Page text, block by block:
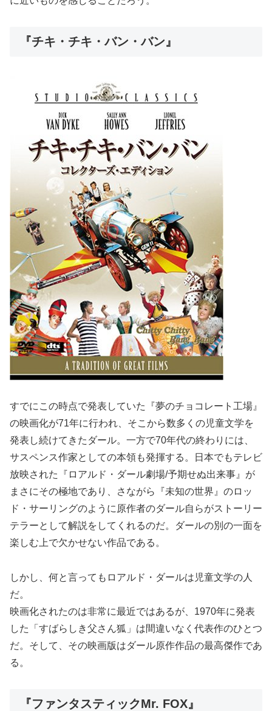
『チキ・チキ・バン・バン』
すでにこの時点で発表していた『夢のチョコレート工場』
の映画化が71年に行われ、そこから数多くの児童文学を
発表し続けてきたダール。一方で70年代の終わりには、
サスペンス作家としての本領も発揮する。日本でもテレビ
放映された『ロアルド・ダール劇場/予期せぬ出来事』が
まさにその極地であり、さながら『未知の世界』のロッ
ド・サーリングのように原作者のダール自らがストーリー
テラーとして解説をしてくれるのだ。ダールの別の一面を
楽しむ上で欠かせない作品である。
しかし、何と言ってもロアルド・ダールは児童文学の人
だ。
映画化されたのは非常に最近ではあるが、1970年に発表
した「すばらしき父さん狐」は間違いなく代表作のひとつ
だ。そして、その映画版はダール原作作品の最高傑作であ
る。
『ファンタスティックMr. FOX』